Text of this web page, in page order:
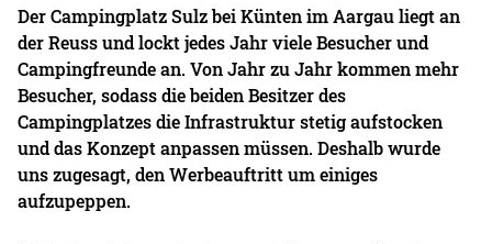
Der Campingplatz Sulz bei Künten im Aargau liegt an
der Reuss und lockt jedes Jahr viele Besucher und
Campingfreunde an. Von Jahr zu Jahr kommen mehr
Besucher, sodass die beiden Besitzer des
Campingplatzes die Infrastruktur stetig aufstocken
und das Konzept anpassen müssen. Deshalb wurde
uns zugesagt, den Werbeauftritt um einiges
aufzupeppen.